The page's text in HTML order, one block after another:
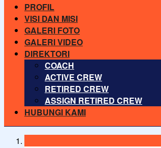
PROFIL
VISI DAN MISI
GALERI FOTO
GALERI VIDEO
DIREKTORI
COACH
ACTIVE CREW
RETIRED CREW
ASSIGN RETIRED CREW
HUBUNGI KAMI